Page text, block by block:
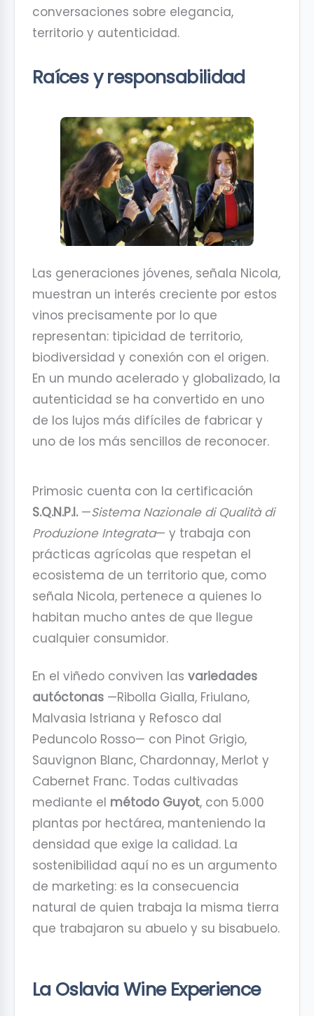
conversaciones sobre elegancia,
territorio y autenticidad.
Raíces y responsabilidad
Las generaciones jóvenes, señala Nicola,
muestran un interés creciente por estos
vinos precisamente por lo que
representan: tipicidad de territorio,
biodiversidad y conexión con el origen.
En un mundo acelerado y globalizado, la
autenticidad se ha convertido en uno
de los lujos más difíciles de fabricar y
uno de los más sencillos de reconocer.
Primosic cuenta con la certificación
S.Q.N.P.I.—Sistema Nazionale di Qualità di
Produzione Integrata— y trabaja con
prácticas agrícolas que respetan el
ecosistema de un territorio que, como
señala Nicola, pertenece a quienes lo
habitan mucho antes de que llegue
cualquier consumidor.
En el viñedo conviven las variedades
autóctonas —Ribolla Gialla, Friulano,
Malvasia Istriana y Refosco dal
Peduncolo Rosso— con Pinot Grigio,
Sauvignon Blanc, Chardonnay, Merlot y
Cabernet Franc. Todas cultivadas
mediante el método Guyot, con 5.000
plantas por hectárea, manteniendo la
densidad que exige la calidad. La
sostenibilidad aquí no es un argumento
de marketing: es la consecuencia
natural de quien trabaja la misma tierra
que trabajaron su abuelo y su bisabuelo.
La Oslavia Wine Experience